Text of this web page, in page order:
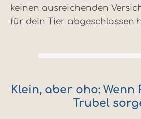
keinen ausreichenden
für dein Tier abgeschlossen
Klein, aber oho: Wenn
Trubel